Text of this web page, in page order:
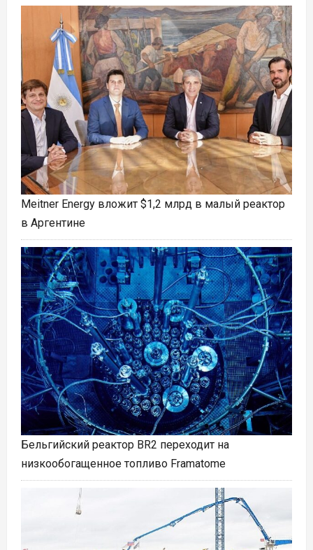
Meitner Energy вложит $1,2 млрд в малый реактор
в Аргентине
Бельгийский реактор BR2 переходит на
низкообогащенное топливо Framatome